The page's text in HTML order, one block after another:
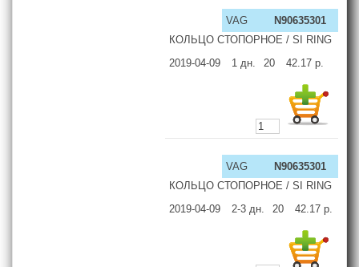
VAG
N90635301
КОЛЬЦО СТОПОРНОЕ / SI RING
2019-04-09
1 дн. 20 42.17 р.
VAG
N90635301
КОЛЬЦО СТОПОРНОЕ / SI RING
2019-04-09
2-3 дн. 20 42.17 р.